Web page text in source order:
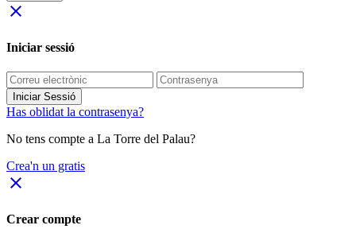
close
Iniciar sessió
Iniciar Sessió
Has oblidat la contrasenya?
No tens compte a La Torre del Palau?
Crea'n un gratis
close
Crear compte